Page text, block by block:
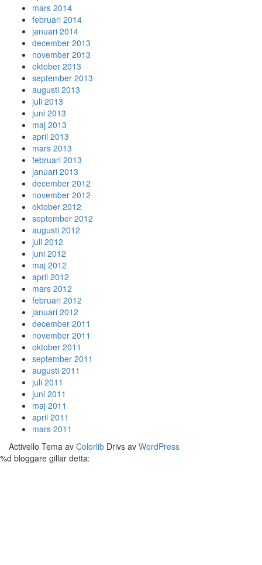
mars 2014
februari 2014
januari 2014
december 2013
november 2013
oktober 2013
september 2013
augusti 2013
juli 2013
juni 2013
maj 2013
april 2013
mars 2013
februari 2013
januari 2013
december 2012
november 2012
oktober 2012
september 2012
augusti 2012
juli 2012
juni 2012
maj 2012
april 2012
mars 2012
februari 2012
januari 2012
december 2011
november 2011
oktober 2011
september 2011
augusti 2011
juli 2011
juni 2011
maj 2011
april 2011
mars 2011
Activello Tema av Colorlib Drivs av WordPress
%d bloggare gillar detta: